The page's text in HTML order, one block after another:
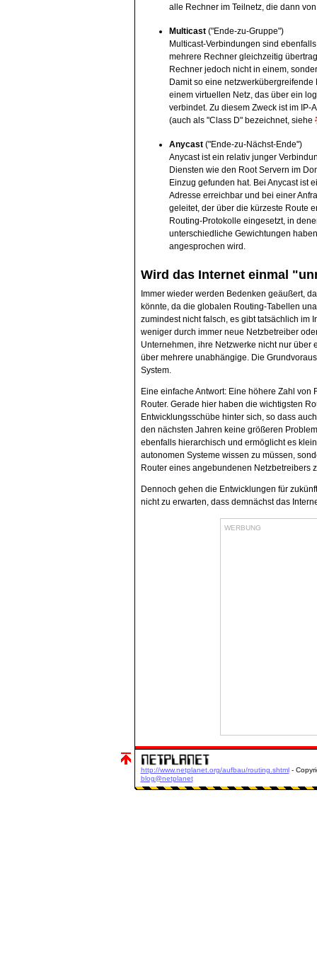
alle Rechner im Teilnetz, die dann
Multicast("Ende-zu-Gruppe")
Multicast-Verbindungen sind
mehrere Rechner gleichzeitig
Rechner jedoch nicht in einem,
Damit so eine
einem virtuellen Netz, das über ein
verbindet. Zu diesem Zweck ist im IP-
(auch als "Class D" bezeichnet, siehe
Anycast("Ende-zu-Nächst-Ende")
Anycast ist ein relativ junger
Diensten wie den Root Servern im
Einzug gefunden hat. Bei Anycast ist
Adresse erreichbar und bei einer
geleitet, der über die kürzeste Route
Routing-Protokolle eingesetzt, in
unterschiedliche Gewichtungen
angesprochen wird.
Wird das Internet einmal
Immer wieder werden Bedenken geäußert,
könnte, da die globalen Routing-Tabellen
zumindest nicht falsch, es gibt tatsächlich im
weniger durch immer neue Netzbetreiber
Unternehmen, ihre Netzwerke nicht nur
über mehrere unabhängige. Die
System.
Eine einfache Antwort: Eine höhere Zahl
Router. Gerade hier haben die wichtigsten
Entwicklungsschübe hinter sich, so dass
den nächsten Jahren keine größeren
ebenfalls hierarchisch und ermöglicht es
autonomen Systeme wissen zu müssen,
Router eines angebundenen Netzbetreibers
Dennoch gehen die Entwicklungen für
nicht zu erwarten, dass demnächst das
WERBUNG
http://www.netplanet.org/aufbau/routing.shtml-
blog@netplanet